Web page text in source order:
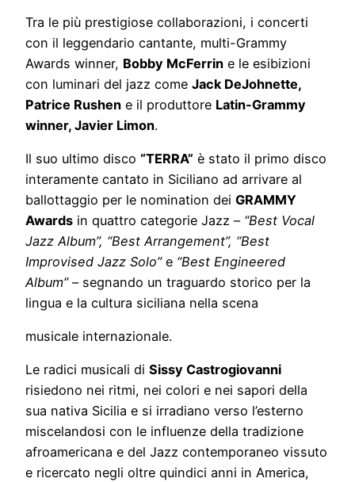
Tra le più prestigiose collaborazioni, i concerti
con il leggendario cantante, multi-Grammy
Awards winner, Bobby McFerrin e le esibizioni
con luminari del jazz come Jack DeJohnette,
Patrice Rushen e il produttore Latin-Grammy
winner, Javier Limon.
Il suo ultimo disco “TERRA” è stato il primo disco
interamente cantato in Siciliano ad arrivare al
ballottaggio per le nomination dei GRAMMY
Awards in quattro categorie Jazz – “Best Vocal
Jazz Album”, “Best Arrangement”, “Best
Improvised Jazz Solo” e “Best Engineered
Album” – segnando un traguardo storico per la
lingua e la cultura siciliana nella scena
musicale internazionale.
Le radici musicali di Sissy Castrogiovanni
risiedono nei ritmi, nei colori e nei sapori della
sua nativa Sicilia e si irradiano verso l’esterno
miscelandosi con le influenze della tradizione
afroamericana e del Jazz contemporaneo vissuto
e ricercato negli oltre quindici anni in America,